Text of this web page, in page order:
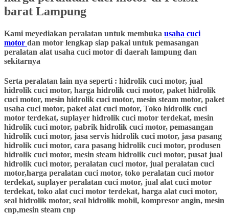
barat Lampung
Kami meyediakan peralatan untuk membuka usaha cuci
motor dan motor lengkap siap pakai untuk pemasangan
peralatan alat usaha cuci motor di daerah lampung dan
sekitarnya
Serta peralatan lain nya seperti : hidrolik cuci motor, jual
hidrolik cuci motor, harga hidrolik cuci motor, paket hidrolik
cuci motor, mesin hidrolik cuci motor, mesin steam motor, paket
usaha cuci motor, paket alat cuci motor, Toko hidrolik cuci
motor terdekat, suplayer hidrolik cuci motor terdekat, mesin
hidrolik cuci motor, pabrik hidrolik cuci motor, pemasangan
hidrolik cuci motor, jasa servis hidrolik cuci motor, jasa pasang
hidrolik cuci motor, cara pasang hidrolik cuci motor, produsen
hidrolik cuci motor, mesin steam hidrolik cuci motor, pusat jual
hidrolik cuci motor, peralatan cuci motor, jual peralatan cuci
motor,harga peralatan cuci motor, toko peralatan cuci motor
terdekat, suplayer peralatan cuci motor, jual alat cuci motor
terdekat, toko alat cuci motor terdekat, harga alat cuci motor,
seal hidrolik motor, seal hidrolik mobil, kompresor angin, mesin
cnp,mesin steam cnp